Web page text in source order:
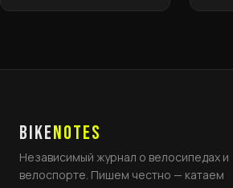
BIKENOTES
Независимый журнал о велосипедах и
велоспорте. Пишем честно — катаем